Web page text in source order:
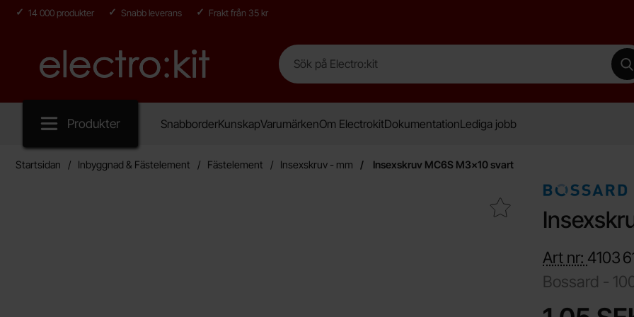
14 000 produkter Snabb leverans Frakt från 35 kr
Startsidan för Electro:kit
Sök
Sök på Electro:kit
Produkter SnabborderKunskapVarumärkenOm ElectrokitDokumentationLediga jobb
Startsidan Inbyggnad & Fästelement Fästelement Insexskruv - mm Insexskruv MC6S M3x10 svart
Makera insexskruv MC6S M3x10 svart som favorit
Art nr: 4103
Bossard -